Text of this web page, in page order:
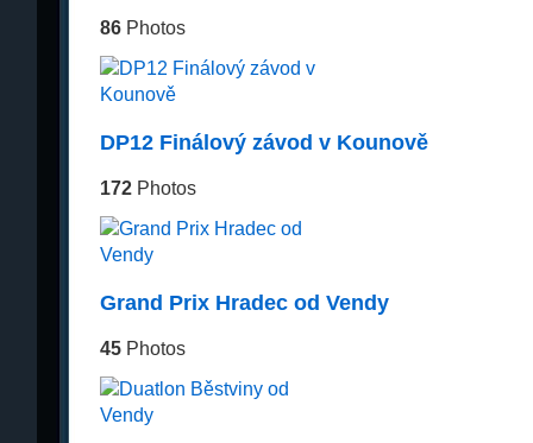
86Photos
DP12 Finálový závod v Kounově
172Photos
Grand Prix Hradec od Vendy
45Photos